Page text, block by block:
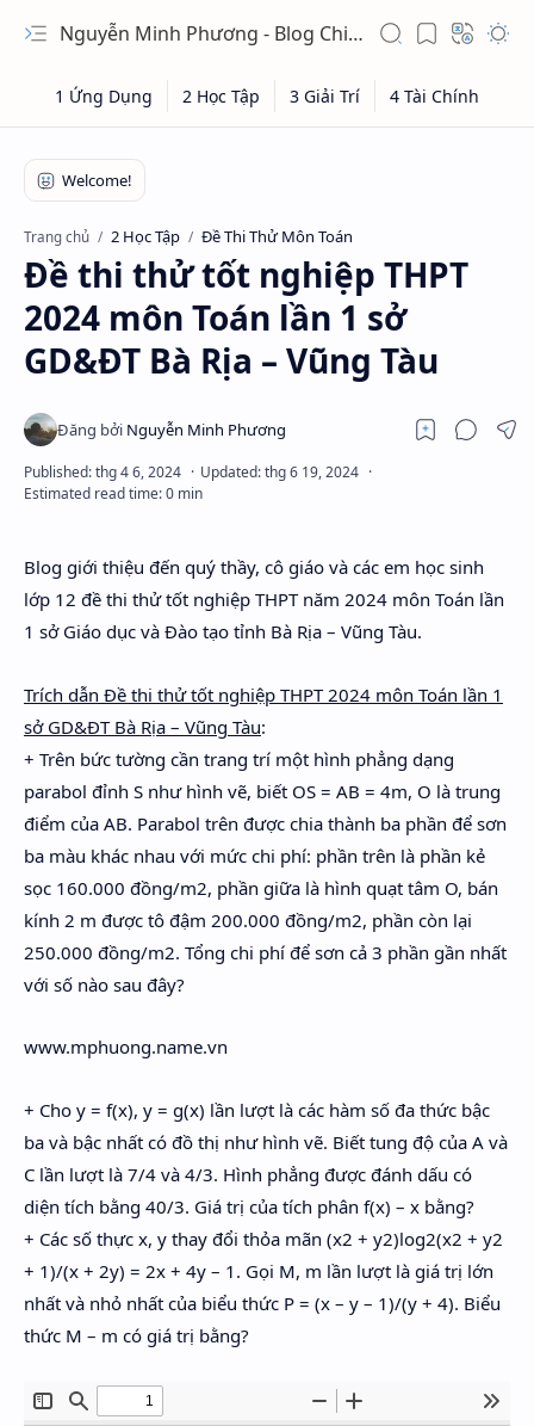
Nguyễn Minh Phương - Blog Chia sẻ Kiến thức Chứng khoán & Tài liệu Toán học
Hidden Menu
Hidden Menu
Trang chủ 2 Học Tập Đề Thi Thử Môn Toán
Đề thi thử tốt nghiệp THPT
2024 môn Toán lần 1 sở
GD&ĐT Bà Rịa – Vũng Tàu
Blog giới thiệu đến quý thầy, cô giáo và các em học sinh
lớp 12 đề thi thử tốt nghiệp THPT năm 2024 môn Toán lần
1 sở Giáo dục và Đào tạo tỉnh Bà Rịa – Vũng Tàu.
Trích dẫn Đề thi thử tốt nghiệp THPT 2024 môn Toán lần 1
sở GD&ĐT Bà Rịa – Vũng Tàu:
+ Trên bức tường cần trang trí một hình phẳng dạng
parabol đỉnh S như hình vẽ, biết OS = AB = 4m, O là trung
điểm của AB. Parabol trên được chia thành ba phần để sơn
ba màu khác nhau với mức chi phí: phần trên là phần kẻ
sọc 160.000 đồng/m2, phần giữa là hình quạt tâm O, bán
kính 2 m được tô đậm 200.000 đồng/m2, phần còn lại
250.000 đồng/m2. Tổng chi phí để sơn cả 3 phần gần nhất
với số nào sau đây?
www.mphuong.name.vn
+ Cho y = f(x), y = g(x) lần lượt là các hàm số đa thức bậc
ba và bậc nhất có đồ thị như hình vẽ. Biết tung độ của A và
C lần lượt là 7/4 và 4/3. Hình phẳng được đánh dấu có
diện tích bằng 40/3. Giá trị của tích phân f(x) – x bằng?
+ Các số thực x, y thay đổi thỏa mãn (x2 + y2)log2(x2 + y2
+ 1)/(x + 2y) = 2x + 4y – 1. Gọi M, m lần lượt là giá trị lớn
nhất và nhỏ nhất của biểu thức P = (x – y – 1)/(y + 4). Biểu
thức M – m có giá trị bằng?